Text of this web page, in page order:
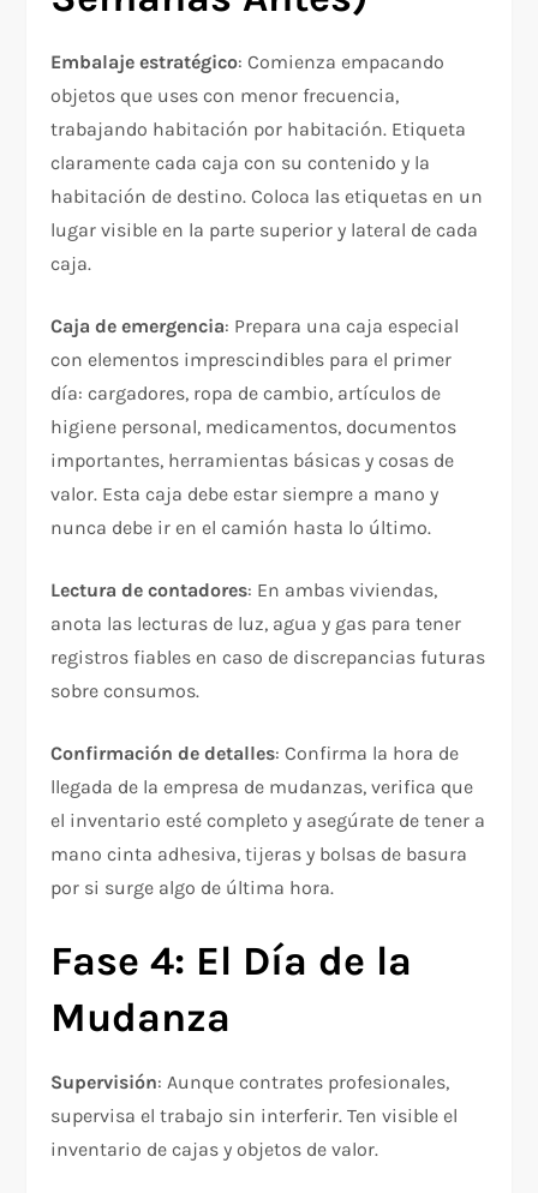
Embalaje estratégico: Comienza empacando
objetos que uses con menor frecuencia,
trabajando habitación por habitación. Etiqueta
claramente cada caja con su contenido y la
habitación de destino. Coloca las etiquetas en un
lugar visible en la parte superior y lateral de cada
caja.​
Caja de emergencia: Prepara una caja especial
con elementos imprescindibles para el primer
día: cargadores, ropa de cambio, artículos de
higiene personal, medicamentos, documentos
importantes, herramientas básicas y cosas de
valor. Esta caja debe estar siempre a mano y
nunca debe ir en el camión hasta lo último.​
Lectura de contadores: En ambas viviendas,
anota las lecturas de luz, agua y gas para tener
registros fiables en caso de discrepancias futuras
sobre consumos.​
Confirmación de detalles: Confirma la hora de
llegada de la empresa de mudanzas, verifica que
el inventario esté completo y asegúrate de tener a
mano cinta adhesiva, tijeras y bolsas de basura
por si surge algo de última hora.​
Fase 4: El Día de la
Mudanza
Supervisión: Aunque contrates profesionales,
supervisa el trabajo sin interferir. Ten visible el
inventario de cajas y objetos de valor.​